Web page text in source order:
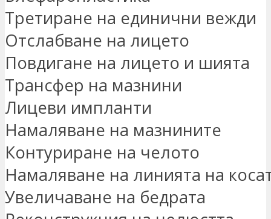
Третиране на единични вежди
Отслабване на лицето
Повдигане на лицето и шията
Трансфер на мазнини
Лицеви импланти
Намаляване на мазнините
Контуриране на челото
Намаляване на линията на
Увеличаване на бедрата